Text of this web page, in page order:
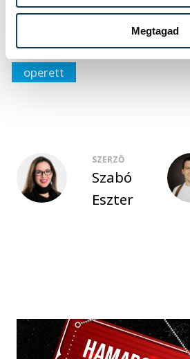
Megtagad
Kellerné Egresi Zsuzsanna
Rátonyi Róbert Operettfesztivál
operett
SZERZŐ
Szabó
Eszter